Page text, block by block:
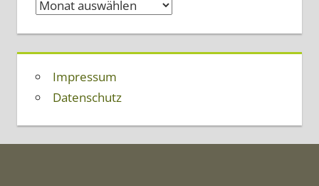
Archive
Impressum
Datenschutz